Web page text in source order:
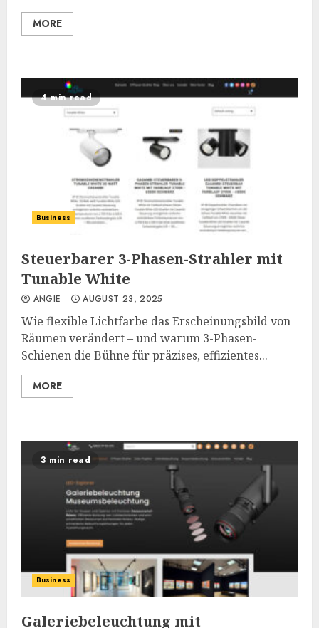
MORE
4 min read
Business
Steuerbarer 3-Phasen-Strahler mit
Tunable White
ANGIE AUGUST 23, 2025
Wie flexible Lichtfarbe das Erscheinungsbild von
Räumen verändert – und warum 3-Phasen-
Schienen die Bühne für präzises, effizientes...
MORE
3 min read
Business
Galeriebeleuchtung mit